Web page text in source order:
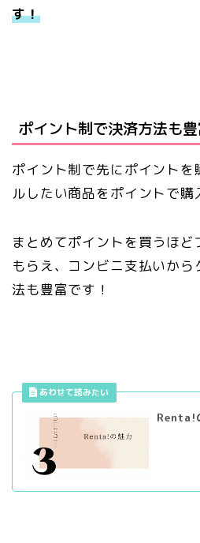
す！
ポイント制で決済方法も
ポイント制で先にポイントを
ルしたい商品をポイントで購
まとめてポイントを買うほ
もらえ、コンビニ支払いか
法も豊富です！
Renta!